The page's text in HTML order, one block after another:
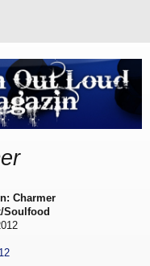
Charmer
Soulfood